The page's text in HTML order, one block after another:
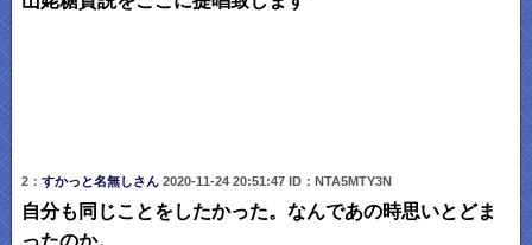
2： すかっと名無しさん 2020-11-24 20:51:47 ID：NTA5MTY3N
自分も同じことをしたかった。なんであの時思いとどま
ったのか。